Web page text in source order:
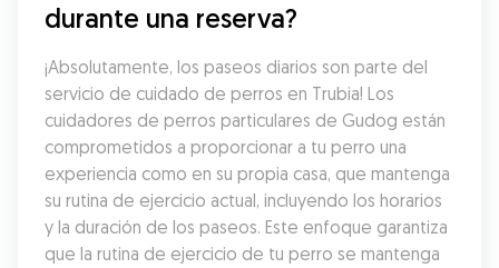
durante una reserva?
¡Absolutamente, los paseos diarios son parte del
servicio de cuidado de perros en Trubia! Los
cuidadores de perros particulares de Gudog están
comprometidos a proporcionar a tu perro una
experiencia como en su propia casa, que mantenga
su rutina de ejercicio actual, incluyendo los horarios
y la duración de los paseos. Este enfoque garantiza
que la rutina de ejercicio de tu perro se mantenga